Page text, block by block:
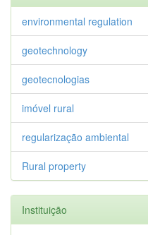
environmental regulation
geotechnology
geotecnologias
imóvel rural
regularização ambiental
Rural property
Instituição